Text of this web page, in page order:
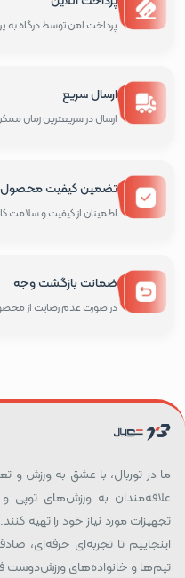
پرداخت امن توسط درگاه به
ارسال سریع
ارسال در سریعترین زمان
تضمین کیفیت محصول
اطمینان از کیفیت و سلامت
ضمانت بازگشت وجه
در صورت عدم رضایت از محصول تا 24 ساعت پس
ما در توربال، با عشق به ورزش و
علاقه‌مندان به ورزش‌های توپی و
تجهیزات مورد نیاز خود را تهیه
اینجاییم تا تجربه‌ای حرفه‌ای،
تیم‌ها و خانواده‌های ورزش‌دوست